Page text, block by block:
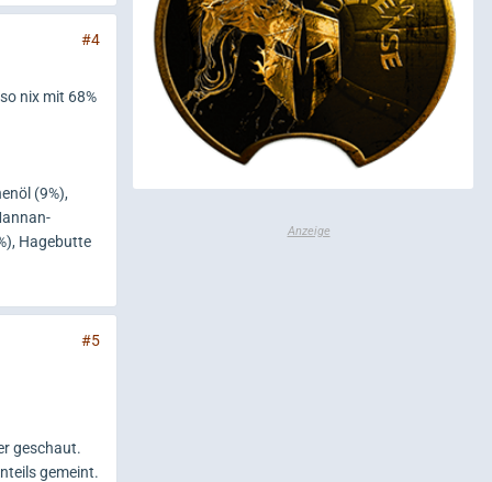
#4
nix mit 68%
(9%),
Hagebutte
#5
geschaut.
gemeint.